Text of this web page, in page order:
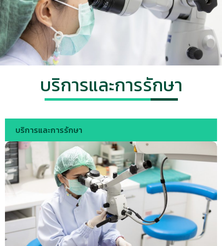
บริการและการรักษา
บริการและการรักษา